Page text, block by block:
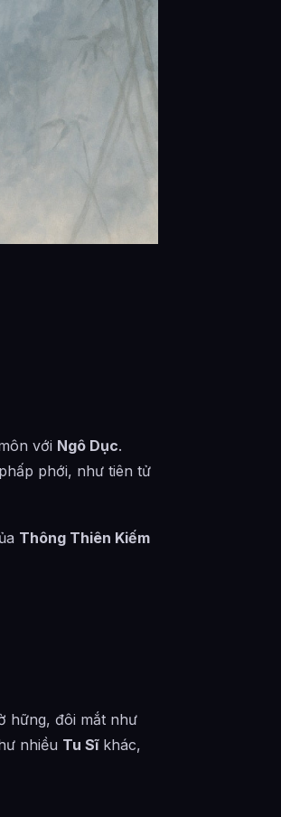
với Ngô Dục.
phới, như tiên tử
Thông Thiên Kiếm
hững, đôi mắt như
nhiều Tu Sĩkhác,